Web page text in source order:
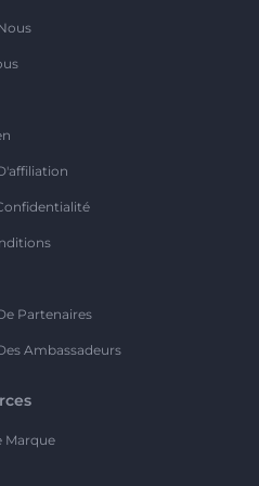
Partenaires
Ambassadeurs
Marque